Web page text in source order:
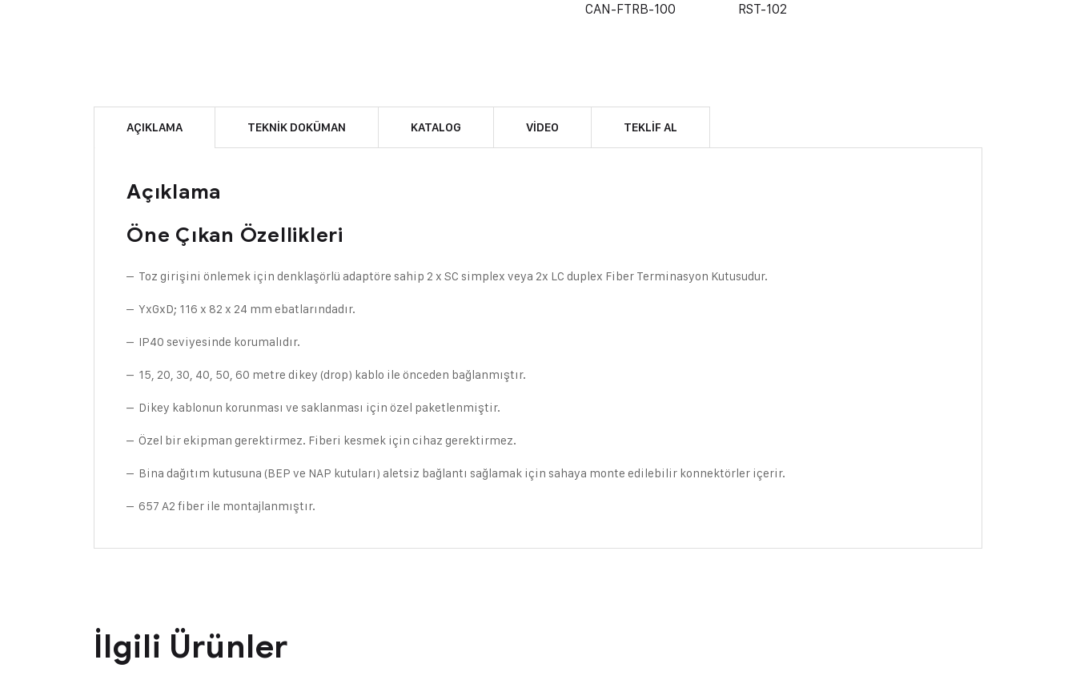
CAN-FTRB-100
RST-102
AÇIKLAMA TEKNIK DOKÜMAN KATALOG VIDEO TEKLIF AL
Açıklama
Öne Çıkan Özellikleri
– Toz girişini önlemek için denklaşörlü adaptöre sahip 2 x SC simplex veya 2x LC duplex Fiber Terminasyon Kutusudur.
– YxGxD; 116 x 82 x 24 mm ebatlarındadır.
– IP40 seviyesinde korumalıdır.
– 15, 20, 30, 40, 50, 60 metre dikey (drop) kablo ile önceden bağlanmıştır.
– Dikey kablonun korunması ve saklanması için özel paketlenmiştir.
– Özel bir ekipman gerektirmez. Fiberi kesmek için cihaz gerektirmez.
– Bina dağıtım kutusuna (BEP ve NAP kutuları) aletsiz bağlantı sağlamak için sahaya monte edilebilir konnektörler içerir.
– 657 A2 fiber ile montajlanmıştır.
İlgili Ürünler